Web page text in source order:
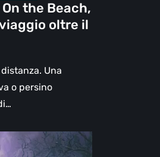
the Beach,
oltre il
Una
o persino